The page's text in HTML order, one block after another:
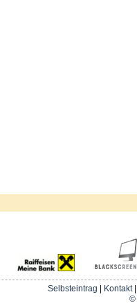
Selbsteintrag Kontakt
©